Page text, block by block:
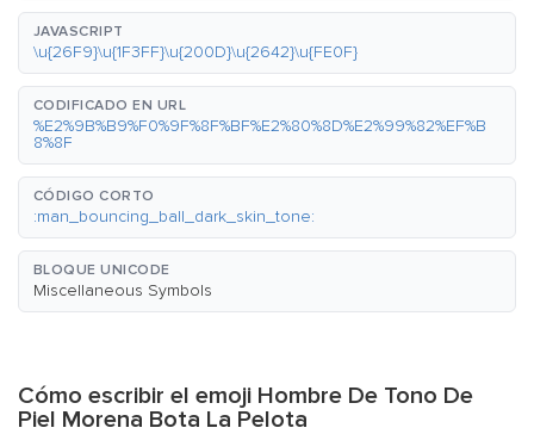
JAVASCRIPT
\u{26F9}\u{1F3FF}\u{200D}\u{2642}\u{FE0F}
CODIFICADO EN URL
%E2%9B%B9%F0%9F%8F%BF%E2%80%8D%E2%99%82%EF%B
8%8F
CÓDIGO CORTO
:man_bouncing_ball_dark_skin_tone:
BLOQUE UNICODE
Miscellaneous Symbols
Cómo escribir el emoji Hombre De Tono De
Piel Morena Bota La Pelota